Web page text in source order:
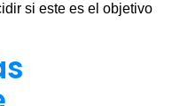
si este es el objetivo